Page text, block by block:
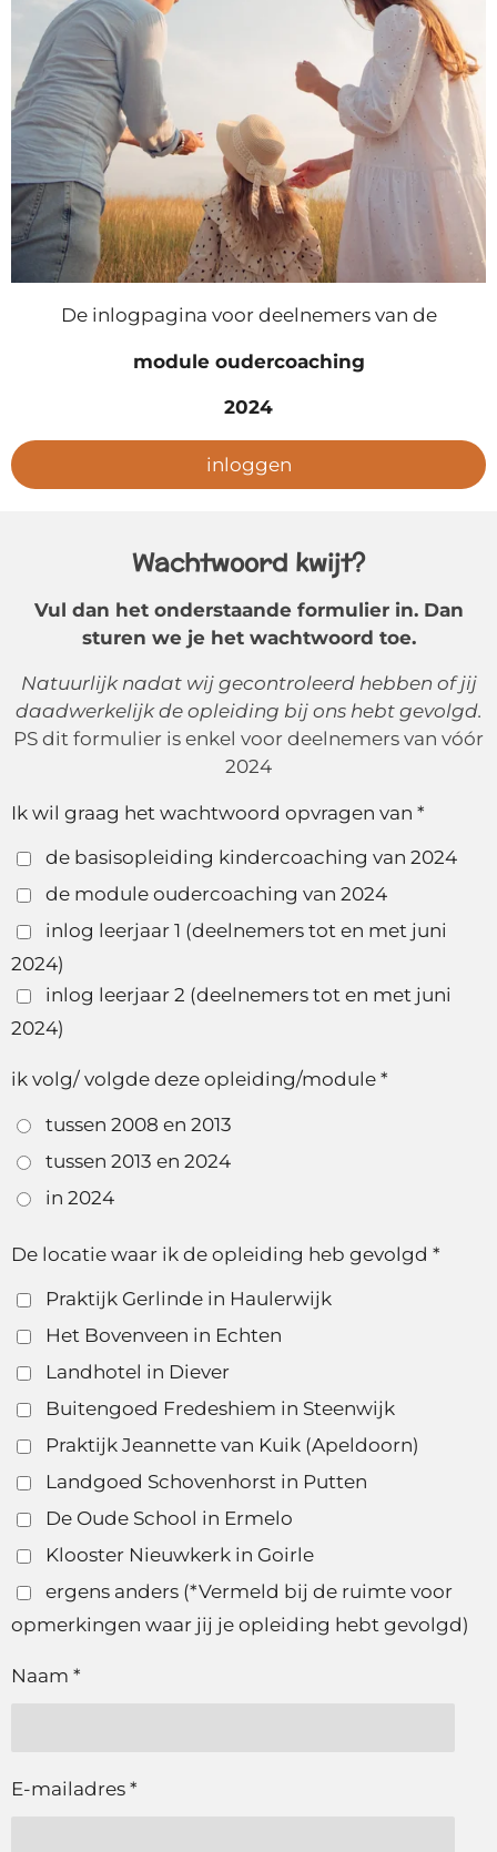
De inlogpagina voor deelnemers van de
module oudercoaching
2024
inloggen
Wachtwoord kwijt?
Vul dan het onderstaande formulier in. Dan
sturen we je het wachtwoord toe.
Natuurlijk nadat wij gecontroleerd hebben of jij
daadwerkelijk de opleiding bij ons hebt gevolgd.
PS dit formulier is enkel voor deelnemers van vóór
2024
Ik wil graag het wachtwoord opvragen van *
de basisopleiding kindercoaching van 2024
de module oudercoaching van 2024
inlog leerjaar 1 (deelnemers tot en met juni
2024)
inlog leerjaar 2 (deelnemers tot en met juni
2024)
ik volg/ volgde deze opleiding/module *
tussen 2008 en 2013
tussen 2013 en 2024
in 2024
De locatie waar ik de opleiding heb gevolgd *
Praktijk Gerlinde in Haulerwijk
Het Bovenveen in Echten
Landhotel in Diever
Buitengoed Fredeshiem in Steenwijk
Praktijk Jeannette van Kuik (Apeldoorn)
Landgoed Schovenhorst in Putten
De Oude School in Ermelo
Klooster Nieuwkerk in Goirle
ergens anders (*Vermeld bij de ruimte voor
opmerkingen waar jij je opleiding hebt gevolgd)
Naam *
E-mailadres *